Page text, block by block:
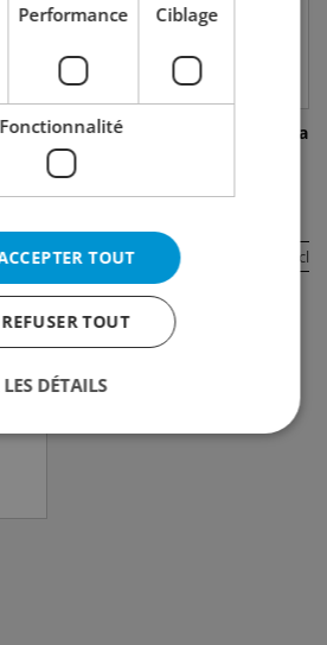
75 cl
Porto Ferreira Dona Antonia
Tawny 10 Years Port
35.50
Contenu: 75 cl
Performance Ciblage
Fonctionnalité
TOUT
REFUSER TOUT
DÉTAILS